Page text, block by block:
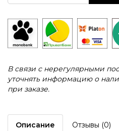
В связи с нерегулярными
уточнять информацию о
при заказе.
Описание Отзывы (0)